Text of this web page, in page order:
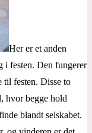
Her er et anden
i festen. Den fungerer
til festen. Disse to
hvor begge hold
blandt selskabet.